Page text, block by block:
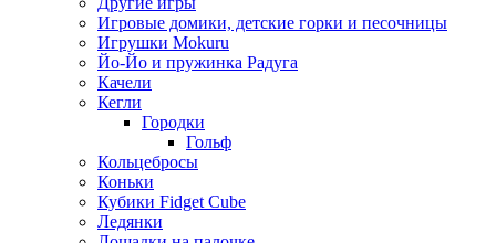
Игровые домики, детские горки и песочницы
Игрушки Mokuru
Йо-Йо и пружинка Радуга
Качели
Кегли
Городки
Гольф
Кольцебросы
Коньки
Кубики Fidget Cube
Ледянки